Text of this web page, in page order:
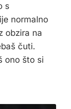
s
normalno
obzira na
čuti.
ono što si